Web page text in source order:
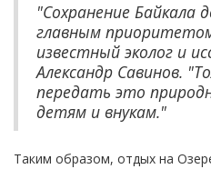
"Сохранение
главным
известный эколог и
Александр Савинов.
передать это
детям и внукам."
Таким образом, отдых на